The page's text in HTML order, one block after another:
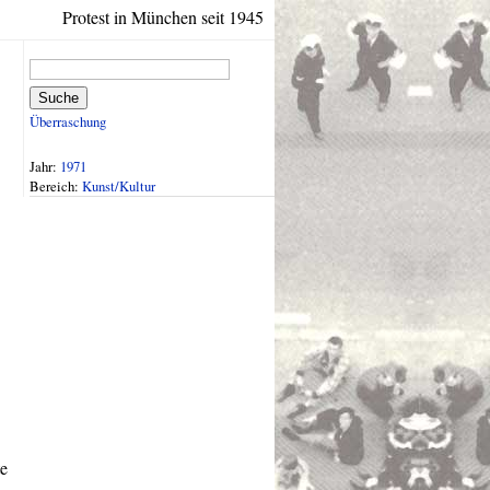
Protest in München seit 1945
Suche
Überraschung
Jahr: 1971
Bereich: Kunst/Kultur